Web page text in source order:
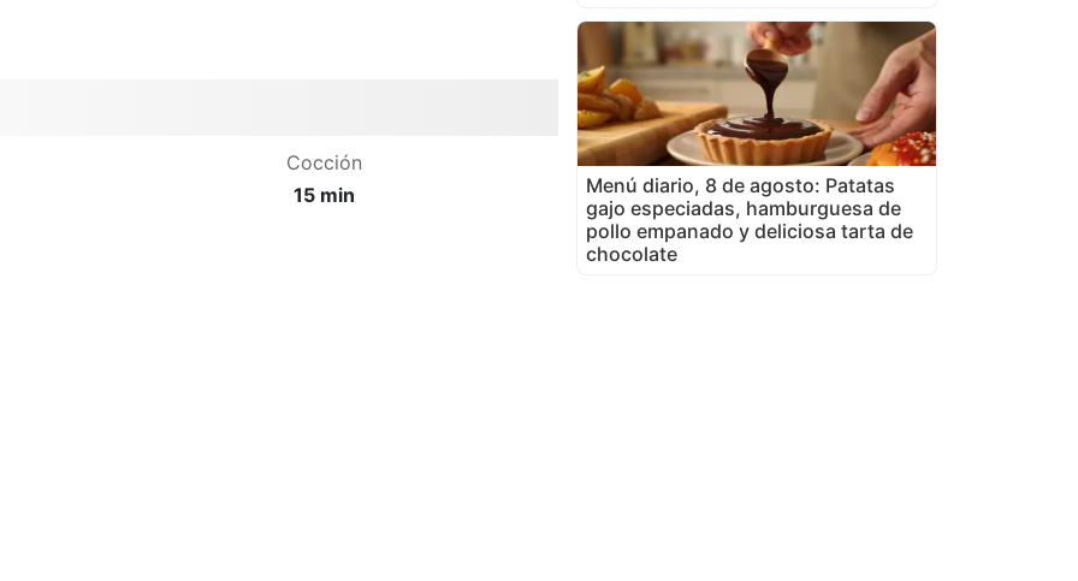
Cocción
15 min
Menú diario, 8 de agosto: Patatas
gajo especiadas, hamburguesa de
pollo empanado y deliciosa tarta de
chocolate